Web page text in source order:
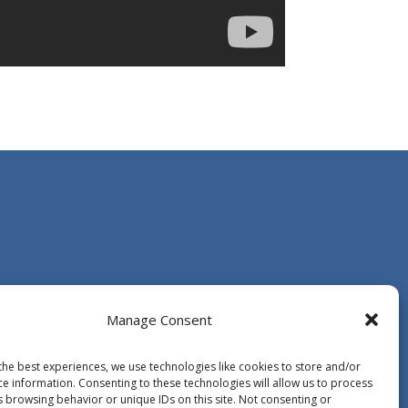
Manage Consent
best experiences, we use technologies like cookies to store and/or
information. Consenting to these technologies will allow us to process
browsing behavior or unique IDs on this site. Not consenting or